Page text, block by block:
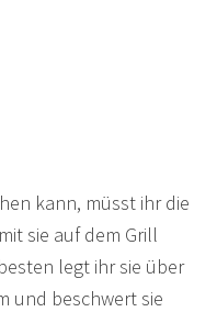
kann, müsst ihr die
sie auf dem Grill
legt ihr sie über
und beschwert sie